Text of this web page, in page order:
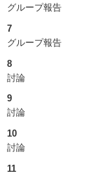
グループ報告
7
グループ報告
8
討論
9
討論
10
討論
11